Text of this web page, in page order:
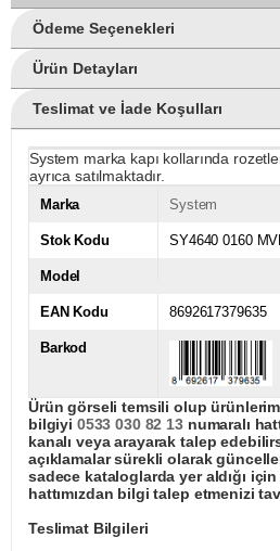
Ödeme Seçenekleri
Ürün Detayları
Teslimat ve İade Koşulları
System marka kapı kollarında
ayrıca satılmaktadır.
Marka System
Stok Kodu SY4640 0160
Model
EAN Kodu 8692617379635
Barkod
Ürün görseli temsili olup
bilgiyi 0533 030 82 13numaralı
kanalı veya arayarak talep
açıklamalar sürekli olarak
sadece kataloglarda yer aldığı
hattımızdan bilgi talep etmenizi
Teslimat Bilgileri